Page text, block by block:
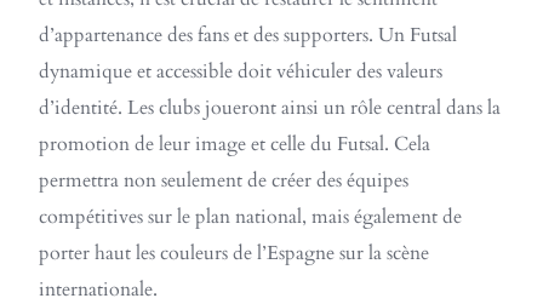
d’appartenance des fans et des supporters. Un Futsal
dynamique et accessible doit véhiculer des valeurs
d’identité. Les clubs joueront ainsi un rôle central dans la
promotion de leur image et celle du Futsal. Cela
permettra non seulement de créer des équipes
compétitives sur le plan national, mais également de
porter haut les couleurs de l’Espagne sur la scène
internationale.